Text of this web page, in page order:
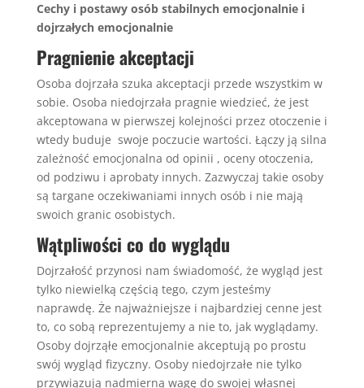
Cechy i postawy osób stabilnych emocjonalnie i
dojrzałych emocjonalnie
Pragnienie akceptacji
Osoba dojrzała szuka akceptacji przede wszystkim w
sobie. Osoba niedojrzała pragnie wiedzieć, że jest
akceptowana w pierwszej kolejności przez otoczenie i
wtedy buduje swoje poczucie wartości. Łączy ją silna
zależność emocjonalna od opinii , oceny otoczenia,
od podziwu i aprobaty innych. Zazwyczaj takie osoby
są targane oczekiwaniami innych osób i nie mają
swoich granic osobistych.
Wątpliwości co do wyglądu
Dojrzałość przynosi nam świadomość, że wygląd jest
tylko niewielką częścią tego, czym jesteśmy
naprawdę. Że najważniejsze i najbardziej cenne jest
to, co sobą reprezentujemy a nie to, jak wyglądamy.
Osoby dojrząłe emocjonalnie akceptują po prostu
swój wygląd fizyczny. Osoby niedojrzałe nie tylko
przywiązują nadmierną wagę do swojej własnej